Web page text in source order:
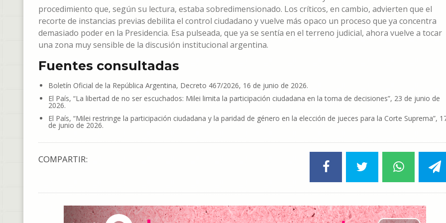
procedimiento que, según su lectura, estaba sobredimensionado. Los críticos, en cambio, advierten que el
recorte de instancias previas debilita el control ciudadano y vuelve más opaco un proceso que ya concentra
demasiado poder en la Presidencia. Esa pulseada, que ya se sentía en el terreno judicial, ahora vuelve a tocar
una zona muy sensible de la discusión institucional argentina.
Fuentes consultadas
Boletín Oficial de la República Argentina, Decreto 467/2026, 16 de junio de 2026.
El País, “La libertad de no ser escuchados: Milei limita la participación ciudadana en la toma de decisiones”, 23 de junio de
2026.
El País, “Milei restringe la participación ciudadana y la paridad de género en la elección de jueces para la Corte Suprema”,
de junio de 2026.
COMPARTIR: